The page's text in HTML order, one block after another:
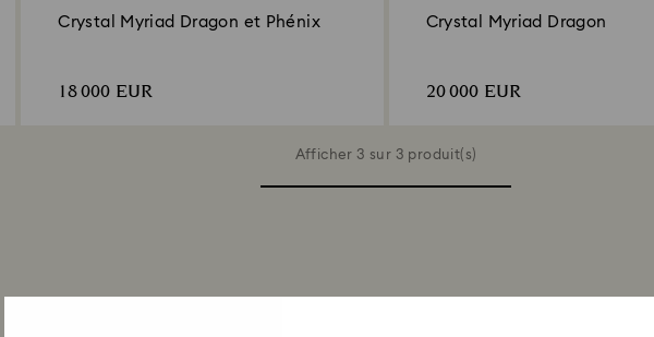
Crystal Myriad Dragon et Phénix
18 000 EUR
Crystal Myriad Dragon
20 000 EUR
Afficher 3 sur 3 produit(s)